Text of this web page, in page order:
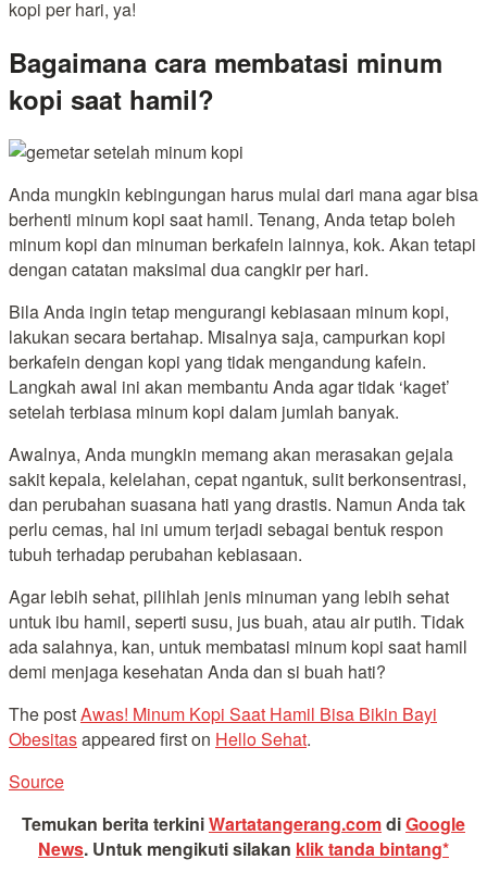
kopi per hari, ya!
Bagaimana cara membatasi minum
kopi saat hamil?
Anda mungkin kebingungan harus mulai dari mana agar bisa
berhenti minum kopi saat hamil. Tenang, Anda tetap boleh
minum kopi dan minuman berkafein lainnya, kok. Akan tetapi
dengan catatan maksimal dua cangkir per hari.
Bila Anda ingin tetap mengurangi kebiasaan minum kopi,
lakukan secara bertahap. Misalnya saja, campurkan kopi
berkafein dengan kopi yang tidak mengandung kafein.
Langkah awal ini akan membantu Anda agar tidak ‘kaget’
setelah terbiasa minum kopi dalam jumlah banyak.
Awalnya, Anda mungkin memang akan merasakan gejala
sakit kepala, kelelahan, cepat ngantuk, sulit berkonsentrasi,
dan perubahan suasana hati yang drastis. Namun Anda tak
perlu cemas, hal ini umum terjadi sebagai bentuk respon
tubuh terhadap perubahan kebiasaan.
Agar lebih sehat, pilihlah jenis minuman yang lebih sehat
untuk ibu hamil, seperti susu, jus buah, atau air putih. Tidak
ada salahnya, kan, untuk membatasi minum kopi saat hamil
demi menjaga kesehatan Anda dan si buah hati?
The postAwas! Minum Kopi Saat Hamil Bisa Bikin Bayi
Obesitasappeared first on Hello Sehat.
Source
Temukan berita terkiniWartatangerang.comdiGoogle
News. Untuk mengikuti silakan klik tanda bintang*